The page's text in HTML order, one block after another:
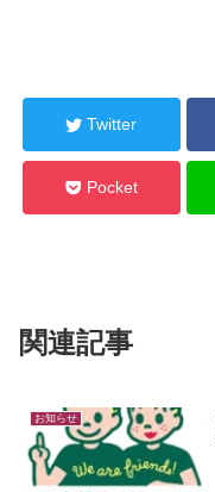
Twitter
Pocket
関連記事
お知らせ